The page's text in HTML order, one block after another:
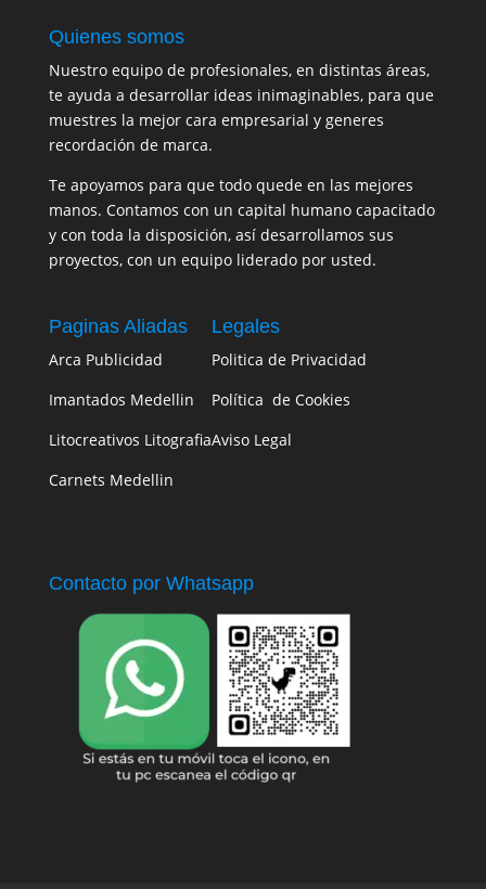
Quienes somos
Nuestro equipo de profesionales, en distintas áreas,
te ayuda a desarrollar ideas inimaginables, para que
muestres la mejor cara empresarial y generes
recordación de marca.
Te apoyamos para que todo quede en las mejores
manos. Contamos con un capital humano capacitado
y con toda la disposición, así desarrollamos sus
proyectos, con un equipo liderado por usted.
Paginas Aliadas
Arca Publicidad
Imantados Medellin
Litocreativos Litografia
Carnets Medellin
Legales
Politica de Privacidad
Política de Cookies
Aviso Legal
Contacto por Whatsapp